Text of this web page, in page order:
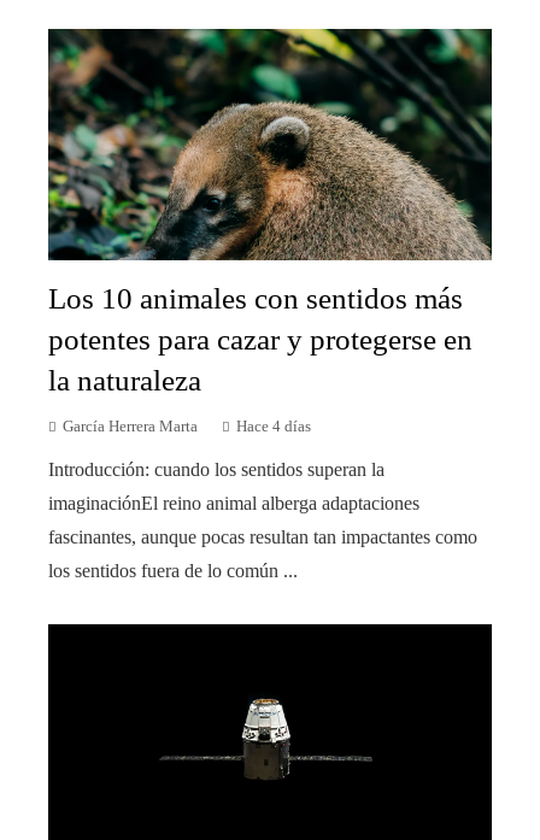
Los 10 animales con sentidos más
potentes para cazar y protegerse en
la naturaleza
García Herrera Marta Hace 4 días
Introducción: cuando los sentidos superan la
imaginaciónEl reino animal alberga adaptaciones
fascinantes, aunque pocas resultan tan impactantes como
los sentidos fuera de lo común ...